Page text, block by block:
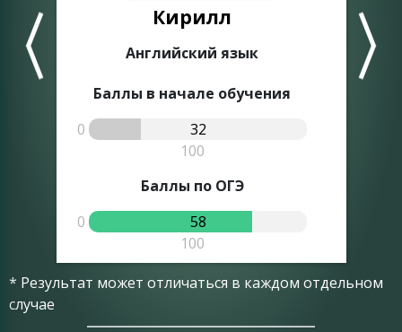
Кирилл
Английский язык
Баллы в начале обучения
0
32
100
Баллы по ОГЭ
0
58
100
* Результат может отличаться в каждом отдельном
случае